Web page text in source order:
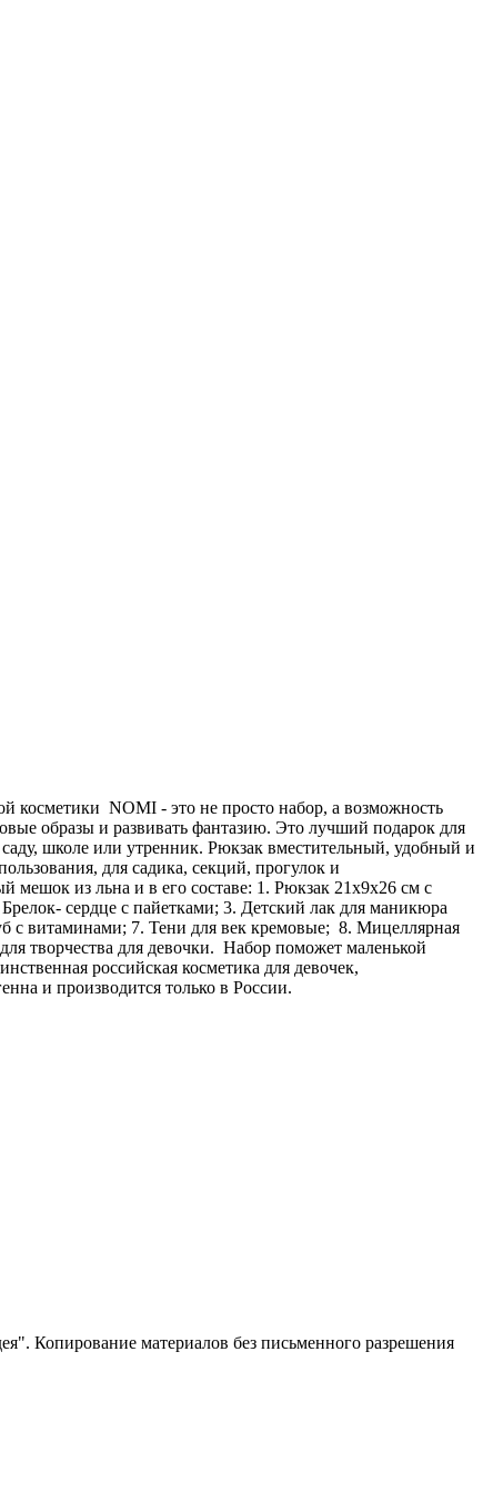
косметики NOMI - это не просто набор, а возможность
образы и развивать фантазию. Это лучший подарок для
школе или утренник. Рюкзак вместительный, удобный и
для садика, секций, прогулок и
из льна и в его составе: 1. Рюкзак 21х9х26 см с
сердце с пайетками; 3. Детский лак для маникюра
с витаминами; 7. Тени для век кремовые; 8. Мицеллярная
творчества для девочки. Набор поможет маленькой
российская косметика для девочек,
и производится только в России.
Копирование материалов без письменного разрешения